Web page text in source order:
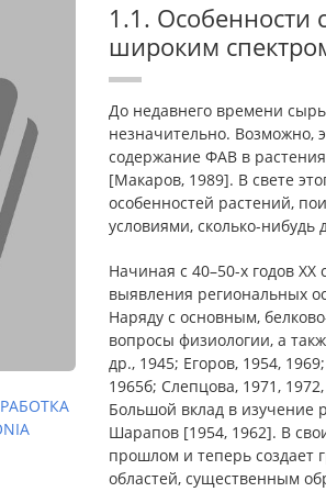
1.1.
широким
До недавнего времени
незначительно. Возможно,
содержание ФАВ в
[Макаров, 1989]. В свете
особенностей растений,
условиями, сколько-
Начиная с 40–50-х годов
выявления региональных
Наряду с основным,
вопросы физиологии, а
др., 1945; Егоров, 1954,
1965б; Слепцова, 1971,
Большой вклад в изучение
Шарапов [1954, 1962]. В
прошлом и теперь создает
областей, существенным